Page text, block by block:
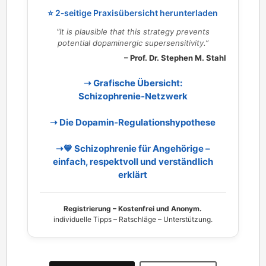
⭐ 2‑seitige Praxisübersicht herunterladen
“It is plausible that this strategy prevents
potential dopaminergic supersensitivity.”
– Prof. Dr. Stephen M. Stahl
➝ Grafische Übersicht:
Schizophrenie‑Netzwerk
➝ Die Dopamin‑Regulationshypothese
➝💙 Schizophrenie für Angehörige –
einfach, respektvoll und verständlich
erklärt
Registrierung – Kostenfrei und Anonym.
individuelle Tipps – Ratschläge – Unterstützung.